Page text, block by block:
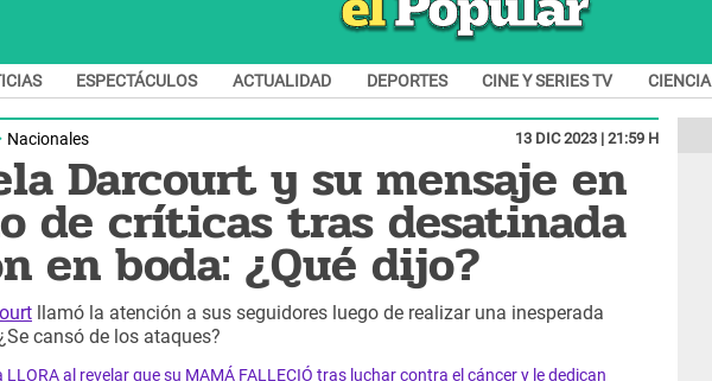
ESPECTÁCULOS ACTUALIDAD DEPORTES CINE Y SERIES TV CIENCIA
Nacionales 13 DIC 2023 | 21:59 H
Darcourt y su mensaje en
de críticas tras desatinada
en boda: ¿Qué dijo?
llamó la atención a sus seguidores luego de realizar una inesperada
cansó de los ataques?
LLORA al revelar que su MAMÁ FALLECIÓ tras luchar contra el cáncer y le dedican